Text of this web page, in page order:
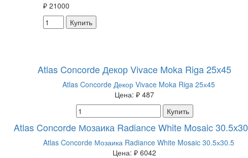
₽ 21000
Купить
Atlas Concorde Декор Vivace Moka Riga 25х45
Цена: ₽ 487
Купить
Atlas Concorde Мозаика Radiance White Mosaic
Цена: ₽ 6042